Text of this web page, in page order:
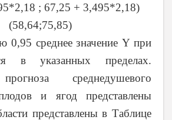
; 67,25 + 3,495*2,18)
(58,64;75,85)
0,95 среднее значение Y при
в указанных пределах.
среднедушевого
и ягод представлены
представлены в Таблице